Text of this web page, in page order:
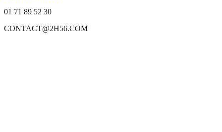
01 71 89 52 30
CONTACT@2H56.COM